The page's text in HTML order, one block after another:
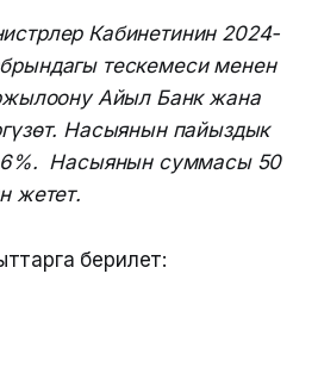
Кабинетинин 2024-
тескемеси менен
Айыл Банк жана
Насыянын пайыздык
Насыянын суммасы 50
жетет.
берилет: